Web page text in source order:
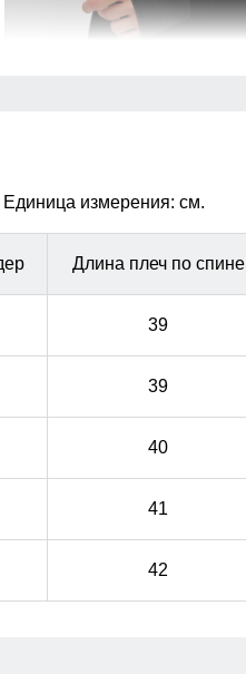
Единица измерения: см.
Длина плеч по спине
39
39
40
41
42